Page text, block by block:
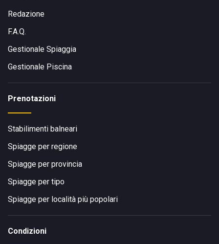
Redazione
F.A.Q.
Gestionale Spiaggia
Gestionale Piscina
Prenotazioni
Stabilimenti balneari
Spiagge per regione
Spiagge per provincia
Spiagge per tipo
Spiagge per località più popolari
Condizioni